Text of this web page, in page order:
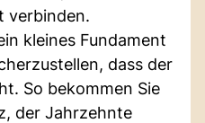
verbinden.
kleines Fundament
dass der
So bekommen Sie
der Jahrzehnte